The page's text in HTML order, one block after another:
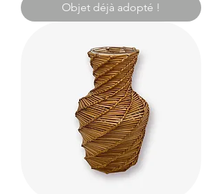
Objet déjà adopté !